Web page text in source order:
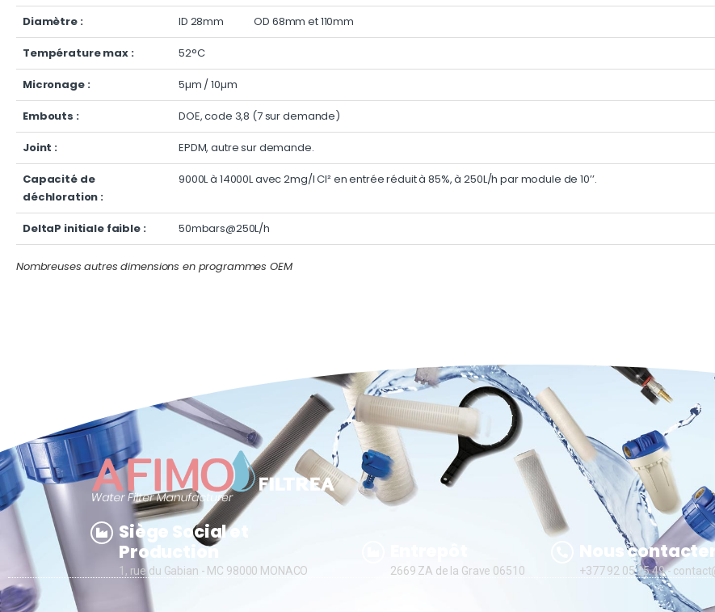
Diamètre : ID 28mm OD 68mm et 110mm
Température max : 52°C
Micronage : 5µm / 10µm
Embouts : DOE, code 3,8 (7 sur demande)
Joint : EPDM, autre sur demande.
Capacité de
déchloration :
9000L à 14000L avec 2mg/l Cl² en entrée réduit à 85%, à 250L/h par module de 10’’.
DeltaP initiale faible : 50mbars@250L/h
Nombreuses autres dimensions en programmes OEM
Siège Social et
Production
1, rue du Gabian - MC 98000 MONACO 2669 ZA de la Grave 06510
Nous
+377 92 05 25 49-